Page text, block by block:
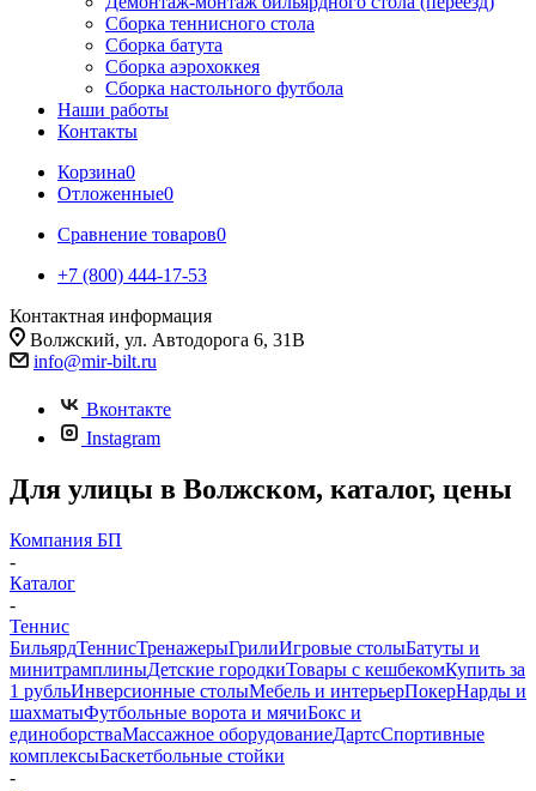
Сборка теннисного стола
Сборка батута
Сборка аэрохоккея
Сборка настольного футбола
Наши работы
Контакты
Корзина0
Отложенные0
Сравнение товаров0
+7 (800) 444-17-53
Контактная информация
Волжский, ул. Автодорога 6, 31В
info@mir-bilt.ru
Вконтакте
Instagram
Для улицы в Волжском, каталог, цены
Компания БП
-
Каталог
-
Теннис
БильярдТеннисТренажерыГрилиИгровые столыБатуты и
минитрамплиныДетские городкиТовары с кешбекомКупить за
1 рубльИнверсионные столыМебель и интерьерПокерНарды и
шахматыФутбольные ворота и мячиБокс и
единоборстваМассажное оборудованиеДартсСпортивные
комплексыБаскетбольные стойки
-